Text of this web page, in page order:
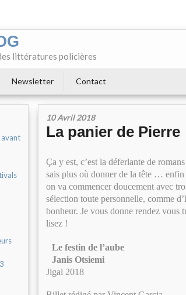
littératures policières
Newsletter Contact
10 Avril 2018
La panier de Pierre
Ça y est, c’est la déferlante de
sais plus où donner de la tête … enfin
on va commencer doucement avec
sélection toute personnelle, comme
bonheur. Je vous donne rendez vous
lisez !
Le festin de l’aube
Janis Otsiemi
Jigal 2018